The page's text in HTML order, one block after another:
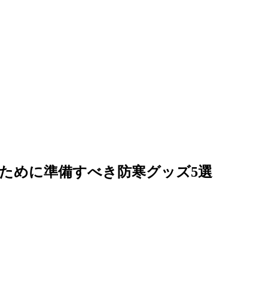
めに準備すべき防寒グッズ5選